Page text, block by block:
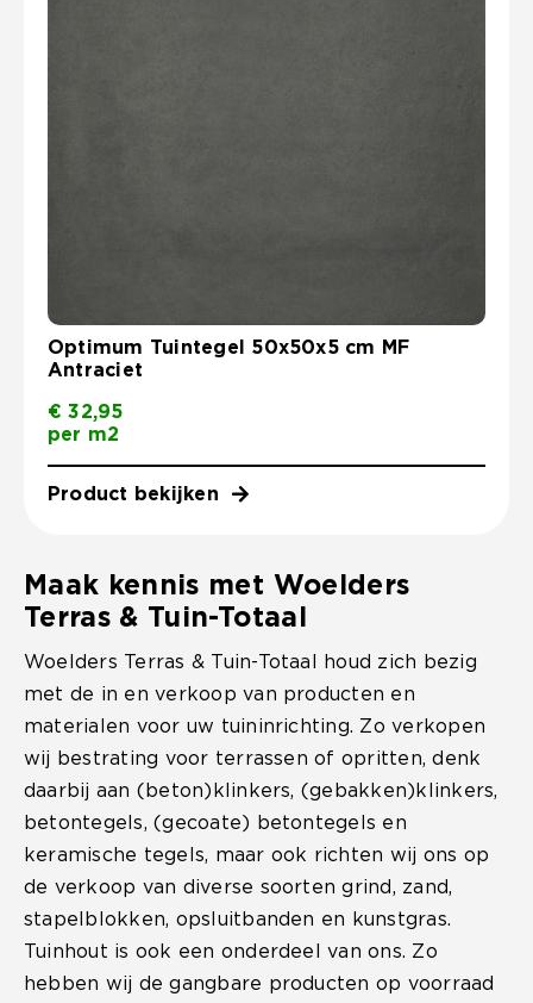
Optimum Tuintegel 50x50x5 cm MF
Antraciet
€ 32,95
per m2
Product bekijken
Maak kennis met Woelders
Terras & Tuin-Totaal
Woelders Terras & Tuin-Totaal houd zich bezig
met de in en verkoop van producten en
materialen voor uw tuininrichting. Zo verkopen
wij bestrating voor terrassen of opritten, denk
daarbij aan (beton)klinkers, (gebakken)klinkers,
betontegels, (gecoate) betontegels en
keramische tegels, maar ook richten wij ons op
de verkoop van diverse soorten grind, zand,
stapelblokken, opsluitbanden en kunstgras.
Tuinhout is ook een onderdeel van ons. Zo
hebben wij de gangbare producten op voorraad